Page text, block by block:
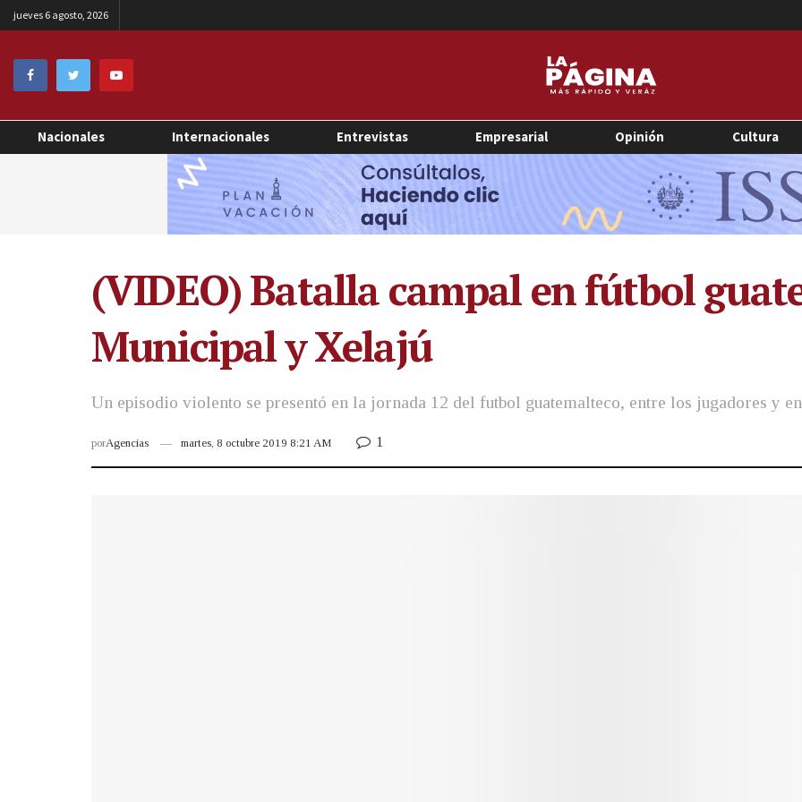
jueves 6 agosto, 2026
Nacionales Internacionales Entrevistas Empresarial Opinión Cultura
(VIDEO) Batalla campal en fútbol
Municipal y Xelajú
Un episodio violento se presentó en la jornada 12 del futbol guatemalteco, entre los jugadores y
porAgencias martes, 8 octubre 2019 8:21 AM 1